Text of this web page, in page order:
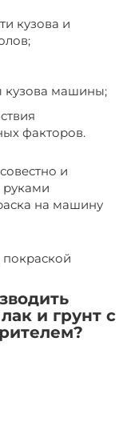
кузова и
кузова машины;
факторов.
и
руками
на машину
и грунт с